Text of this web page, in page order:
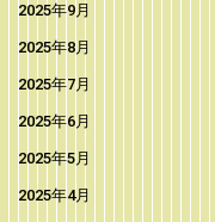
2025年9月
2025年8月
2025年7月
2025年6月
2025年5月
2025年4月